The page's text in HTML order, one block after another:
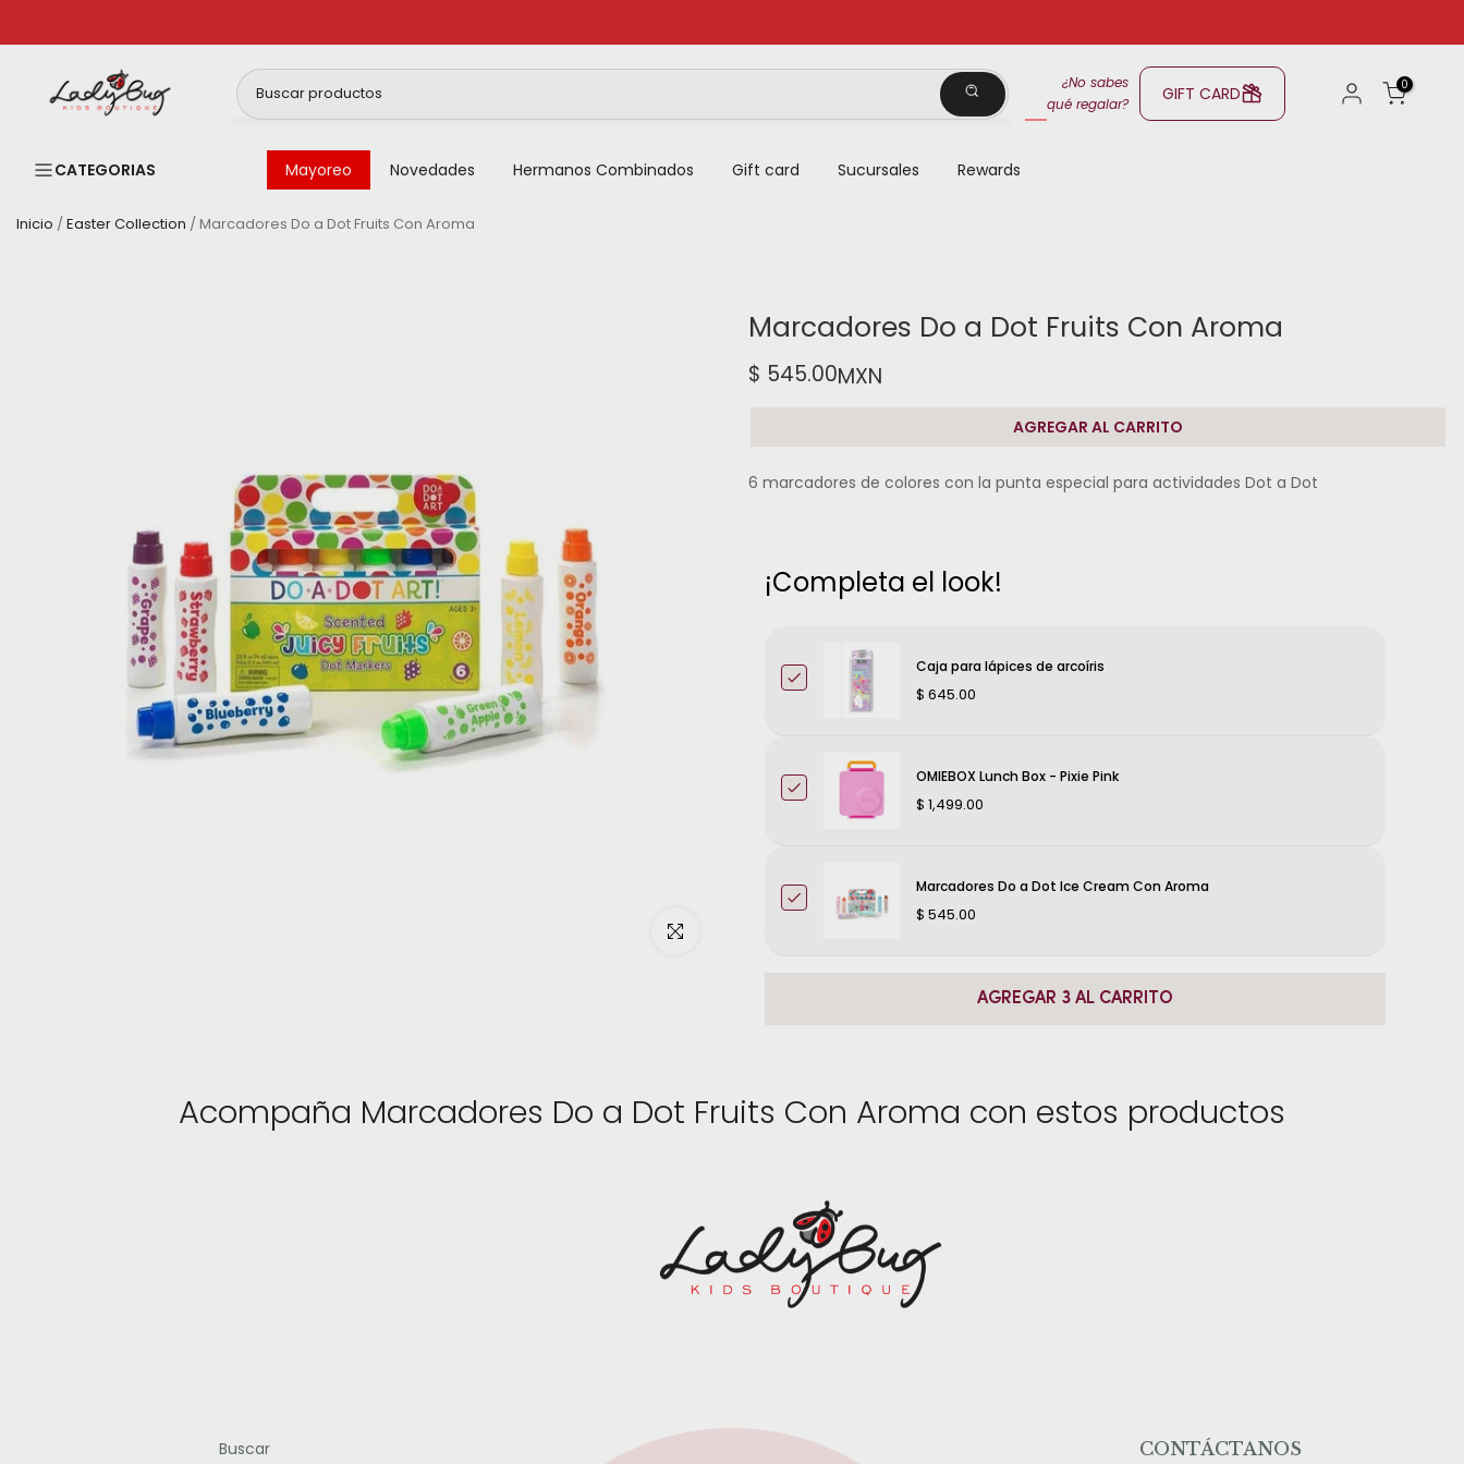
al
¿No sabes
qué regalar?
GIFT CARD 0
CATEGORIAS Mayoreo Novedades Hermanos Combinados Gift card Sucursales Rewards
Inicio /Easter Collection / Marcadores Do a Dot Fruits Con Aroma
Haz clic para ampliar
Marcadores Do a Dot Fruits Con Aroma
$ 545.00MXN
AGREGAR AL CARRITO
6 marcadores de colores con la punta especial para actividades Dot a Dot
¡Completa el look!
Caja para lápices de arcoíris
$ 645.00
OMIEBOX Lunch Box - Pixie Pink
$ 1,499.00
Marcadores Do a Dot Ice Cream Con Aroma
$ 545.00
AGREGAR 3 AL CARRITO
Acompaña Marcadores Do a Dot Fruits Con Aroma con estos productos
Buscar CONTÁCTANOS